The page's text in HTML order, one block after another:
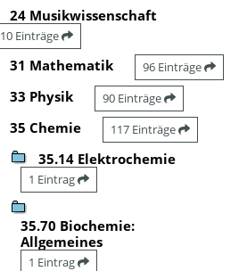
24 Musikwissenschaft
10 Einträge
31 Mathematik 96 Einträge
33 Physik 90 Einträge
35 Chemie 117 Einträge
35.14 Elektrochemie
1 Eintrag
35.70 Biochemie:
Allgemeines
1 Eintrag